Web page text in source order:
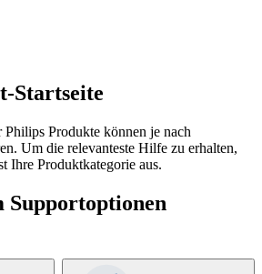
Startseite
Produkte können je nach
Um die relevanteste Hilfe zu erhalten,
Ihre Produktkategorie aus.
Supportoptionen